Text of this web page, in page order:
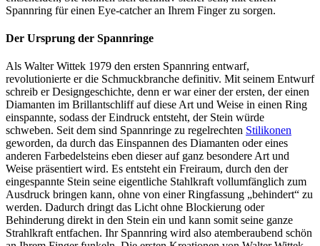
Spannring für einen Eye-catcher an Ihrem Finger zu sorgen.
Der Ursprung der Spannringe
Als Walter Wittek 1979 den ersten Spannring entwarf,
revolutionierte er die Schmuckbranche definitiv. Mit seinem Entwurf
schreib er Designgeschichte, denn er war einer der ersten, der einen
Diamanten im Brillantschliff auf diese Art und Weise in einen Ring
einspannte, sodass der Eindruck entsteht, der Stein würde
schweben. Seit dem sind Spannringe zu regelrechten Stilikonen
geworden, da durch das Einspannen des Diamanten oder eines
anderen Farbedelsteins eben dieser auf ganz besondere Art und
Weise präsentiert wird. Es entsteht ein Freiraum, durch den der
eingespannte Stein seine eigentliche Stahlkraft vollumfänglich zum
Ausdruck bringen kann, ohne von einer Ringfassung „behindert“ zu
werden. Dadurch dringt das Licht ohne Blockierung oder
Behinderung direkt in den Stein ein und kann somit seine ganze
Strahlkraft entfachen. Ihr Spannring wird also atemberaubend schön